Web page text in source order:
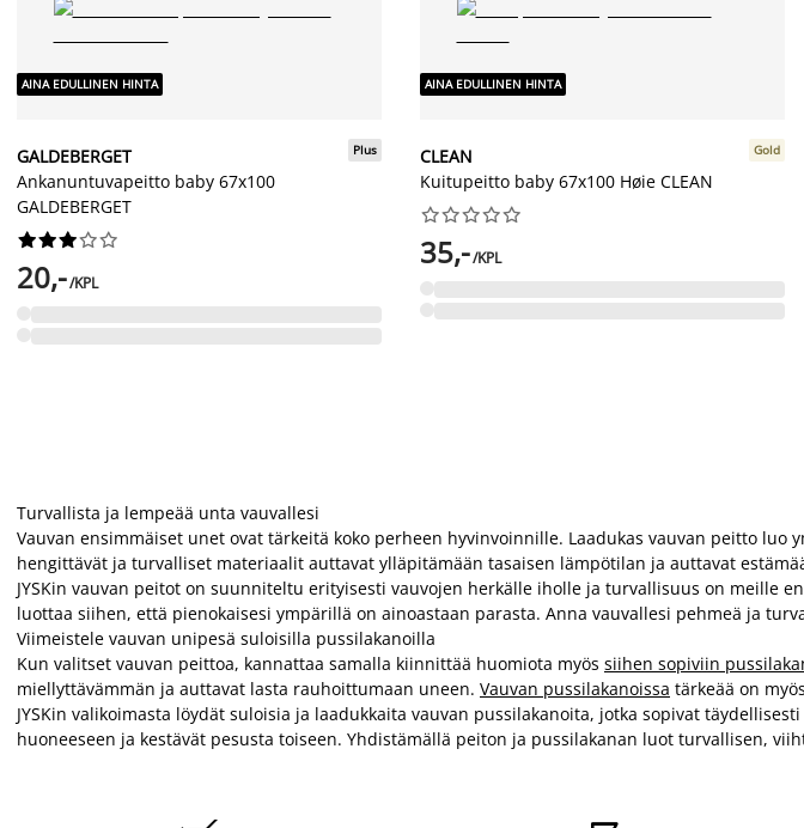
AINA EDULLINEN HINTA
GALDEBERGET
Ankanuntuvapeitto baby 67x100
GALDEBERGET
Plus






20,-/KPL
AINA EDULLINEN HINTA
CLEAN
Kuitupeitto baby 67x100 Høie CLEAN
Gold






35,-/KPL
Turvallista ja lempeää unta vauvallesi
Vauvan ensimmäiset unet ovat tärkeitä koko perheen hyvinvoinnille. Laadukas vauvan peitto
hengittävät ja turvalliset materiaalit auttavat ylläpitämään tasaisen lämpötilan ja auttavat
JYSKin vauvan peitot on suunniteltu erityisesti vauvojen herkälle iholle ja turvallisuus on meille
luottaa siihen, että pienokaisesi ympärillä on ainoastaan parasta. Anna vauvallesi pehmeä ja
Viimeistele vauvan unipesä suloisilla pussilakanoilla
Kun valitset vauvan peittoa, kannattaa samalla kiinnittää huomiota myös siihen sopiviin
miellyttävämmän ja auttavat lasta rauhoittumaan uneen. Vauvan pussilakanoissa tärkeää on
JYSKin valikoimasta löydät suloisia ja laadukkaita vauvan pussilakanoita, jotka sopivat
huoneeseen ja kestävät pesusta toiseen. Yhdistämällä peiton ja pussilakanan luot turvallisen,